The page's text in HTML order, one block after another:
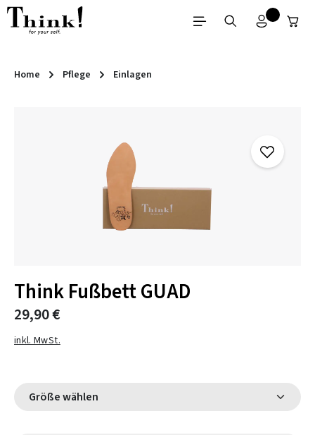
Zum Hauptinhalt springen
Home Pflege Einlagen
Think Fußbett GUAD
29,90 €
inkl. MwSt.
Größe wählen